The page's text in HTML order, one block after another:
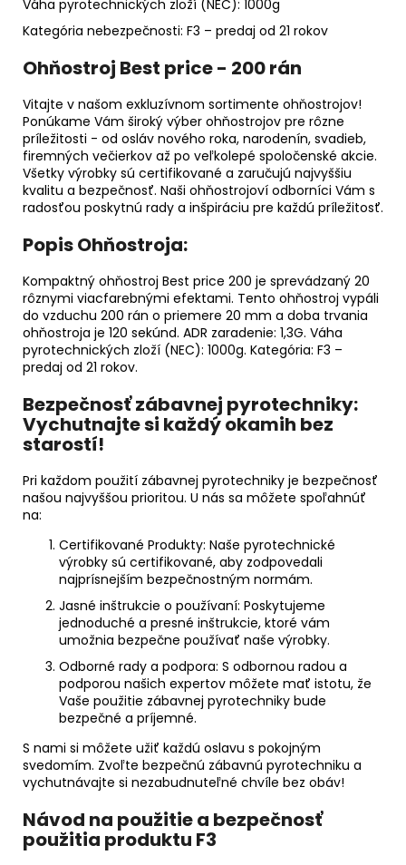
Váha pyrotechnických zloží (NEC): 1000g
Kategória nebezpečnosti: F3 – predaj od 21 rokov
Ohňostroj Best price - 200 rán
Vitajte v našom exkluzívnom sortimente ohňostrojov!
Ponúkame Vám široký výber ohňostrojov pre rôzne
príležitosti - od osláv nového roka, narodenín, svadieb,
firemných večierkov až po veľkolepé spoločenské akcie.
Všetky výrobky sú certifikované a zaručujú najvyššiu
kvalitu a bezpečnosť. Naši ohňostrojoví odborníci Vám s
radosťou poskytnú rady a inšpiráciu pre každú príležitosť.
Popis Ohňostroja:
Kompaktný ohňostroj Best price 200 je sprevádzaný 20
rôznymi viacfarebnými efektami. Tento ohňostroj vypáli
do vzduchu 200 rán o priemere 20 mm a doba trvania
ohňostroja je 120 sekúnd. ADR zaradenie: 1,3G. Váha
pyrotechnických zloží (NEC): 1000g. Kategória: F3 –
predaj od 21 rokov.
Bezpečnosť zábavnej pyrotechniky:
Vychutnajte si každý okamih bez
starostí!
Pri každom použití zábavnej pyrotechniky je bezpečnosť
našou najvyššou prioritou. U nás sa môžete spoľahnúť
na:
Certifikované Produkty: Naše pyrotechnické
výrobky sú certifikované, aby zodpovedali
najprísnejším bezpečnostným normám.
Jasné inštrukcie o používaní: Poskytujeme
jednoduché a presné inštrukcie, ktoré vám
umožnia bezpečne používať naše výrobky.
Odborné rady a podpora: S odbornou radou a
podporou našich expertov môžete mať istotu, že
Vaše použitie zábavnej pyrotechniky bude
bezpečné a príjemné.
S nami si môžete užiť každú oslavu s pokojným
svedomím. Zvoľte bezpečnú zábavnú pyrotechniku a
vychutnávajte si nezabudnuteľné chvíle bez obáv!
Návod na použitie a bezpečnosť
použitia produktu F3